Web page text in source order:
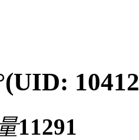
(UID:
11291